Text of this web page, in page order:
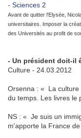
- Sciences 2
Avant de quitter l'Elysée,
universitaires. Imposer la
des Universités au profit de
- Un président doit-il
Culture - 24.03.2012
Orsenna : « La culture
du temps. Les livres le
NS : « Je suis un
m'apporte la France